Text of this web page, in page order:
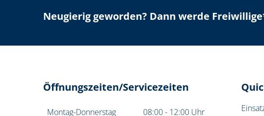
Neugierig geworden? Dann werde
Öffnungszeiten/Servicezeiten
Montag-Donnerstag 08:00 - 12:00 Uhr